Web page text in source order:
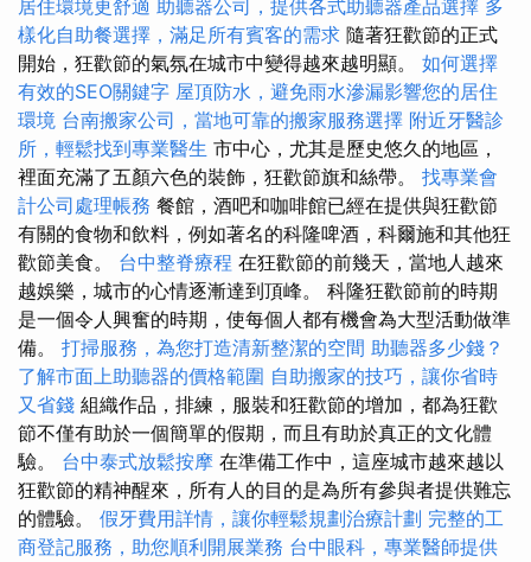
居住環境更舒適 助聽器公司，提供各式助聽器產品選擇 多
樣化自助餐選擇，滿足所有賓客的需求 隨著狂歡節的正式
開始，狂​​歡節的氣氛在城市中變得越來越明顯。 如何選擇
有效的SEO關鍵字 屋頂防水，避免雨水滲漏影響您的居住
環境 台南搬家公司，當地可靠的搬家服務選擇 附近牙醫診
所，輕鬆找到專業醫生 市中心，尤其是歷史悠久的地區，
裡面充滿了五顏六色的裝飾，狂歡節旗和絲帶。 找專業會
計公司處理帳務 餐館，酒吧和咖啡館已經在提供與狂歡節
有關的食物和飲料，例如著名的科隆啤酒，科爾施和其他狂
歡節美食。 台中整脊療程 在狂歡節的前幾天，當地人越來
越娛樂，城市的心情逐漸達到頂峰。 科隆狂歡節前的時期
是一個令人興奮的時期，使每個人都有機會為大型活動做準
備。 打掃服務，為您打造清新整潔的空間 助聽器多少錢？
了解市面上助聽器的價格範圍 自助搬家的技巧，讓你省時
又省錢 組織作品，排練，服裝和狂歡節的增加，都為狂歡
節不僅有助於一個簡單的假期，而且有助於真正的文化體
驗。 台中泰式放鬆按摩 在準備工作中，這座城市越來越以
狂歡節的精神醒來，所有人的目的是為所有參與者提供難忘
的體驗。 假牙費用詳情，讓你輕鬆規劃治療計劃 完整的工
商登記服務，助您順利開展業務 台中眼科，專業醫師提供